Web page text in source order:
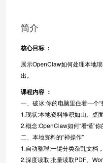
简介
核心目标 :
展示OpenClaw如何处理本地
出。
课程内容 ：
一、破冰:你的电脑里住着一个
1.现状:本地资料堆积如山、桌
2.概念:OpenClaw如何“看懂”你
二、本地资料的“神操作"
1.自动整理:一键分类杂乱文档
2.深度读取:批量读取PDF、